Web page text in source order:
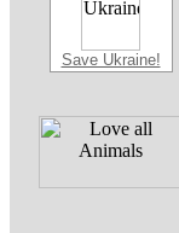
Save Ukraine!